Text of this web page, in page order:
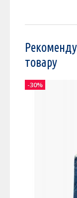
товару
-30%